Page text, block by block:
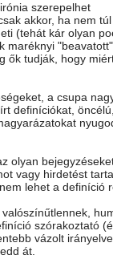
szerepelhet
akkor, ha nem
(tehát kár olyan
maréknyi
ők tudják, hogy
a csupa
definíciókat, öncélú,
olyan
vagy hirdetést
lehet a definíció
szórakoztató
vázolt
át.